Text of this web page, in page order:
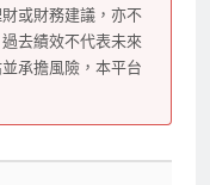
或財務建議，亦不
去績效不代表未來
承擔風險，本平台